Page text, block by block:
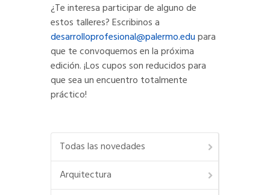
¿Te interesa participar de alguno de
estos talleres? Escribinos a
desarrolloprofesional@palermo.edupara
que te convoquemos en la próxima
edición. ¡Los cupos son reducidos para
que sea un encuentro totalmente
práctico!
Todas las novedades
Arquitectura